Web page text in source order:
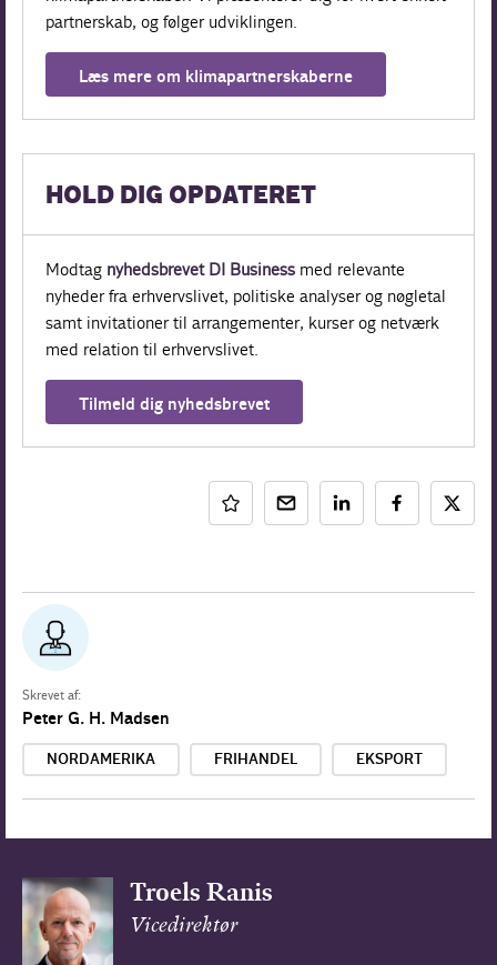
partnerskab, og følger udviklingen.
Læs mere om klimapartnerskaberne
HOLD DIG OPDATERET
Modtag nyhedsbrevet DI Business med relevante
nyheder fra erhvervslivet, politiske analyser og nøgletal
samt invitationer til arrangementer, kurser og netværk
med relation til erhvervslivet.
Tilmeld dig nyhedsbrevet
Skrevet af:
Peter G. H. Madsen
NORDAMERIKA FRIHANDEL EKSPORT
Troels Ranis
Vicedirektør